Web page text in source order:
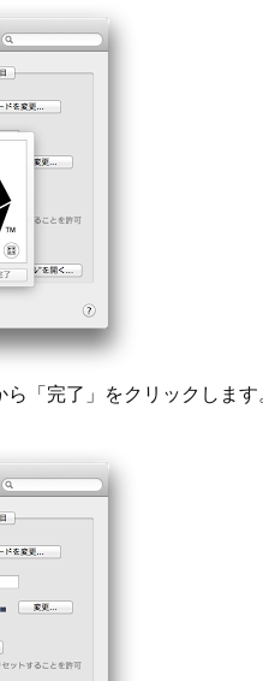
「完了」をクリックします